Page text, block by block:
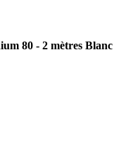
80 - 2 mètres Blanc